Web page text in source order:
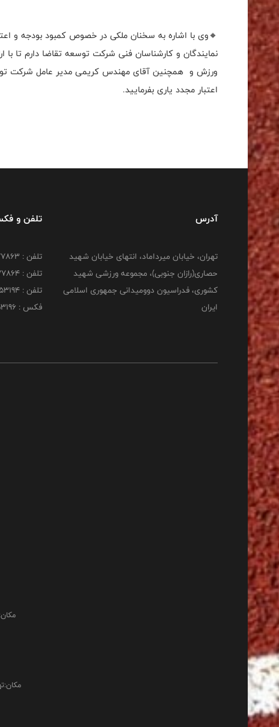
🔸وی با اشاره به سخنان ملکی در خصوص کمبود بودجه و
نمایندگان و کارشناسان فنی شرکت توسعه تقاضا دارم تا
ورزش و همچنین آقای مهندس کریمی مدیر عامل شرکت
اعتبار مجدد یاری بفرمایید.
آدرس
تهران، خیابان میرداماد، انتهای خیابان شهید
حصاری(رازان جنوبی)، مجموعه ورزشی شهید
کشوری، فدراسیون دوومیدانی جمهوری اسلامی
ایران
تلفن و
تلفن : 22277863
تلفن : 22277864
تلفن : 22253194
فکس : 22253196